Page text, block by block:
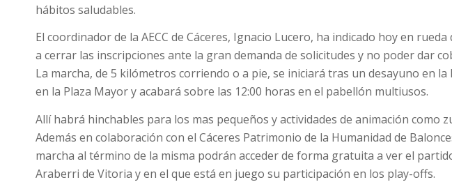
hábitos saludables.
El coordinador de la AECC de Cáceres, Ignacio Lucero, ha indicado hoy en
a cerrar las inscripciones ante la gran demanda de solicitudes y no poder dar
La marcha, de 5 kilómetros corriendo o a pie, se iniciará tras un desayuno en la
en la Plaza Mayor y acabará sobre las 12:00 horas en el pabellón multiusos.
Allí habrá hinchables para los mas pequeños y actividades de animación como
Además en colaboración con el Cáceres Patrimonio de la Humanidad de
marcha al término de la misma podrán acceder de forma gratuita a ver el
Araberri de Vitoria y en el que está en juego su participación en los play-offs.